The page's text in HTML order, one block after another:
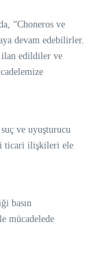
“Choneros ve
devam edebilirler.
ilan edildiler ve
ve uyuşturucu
ticari ilişkileri ele
basın
mücadelede